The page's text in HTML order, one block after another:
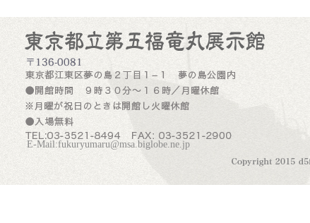
E-Mail:fukuryumaru@msa.biglobe.ne.jp